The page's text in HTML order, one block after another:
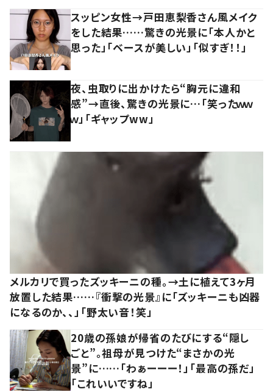
スッピン女性→戸田恵梨香さん風メイク
をした結果……驚きの光景に「本人かと
思った」「ベースが美しい」「似すぎ！！」
夜、虫取りに出かけたら“胸元に違和
感”→直後、驚きの光景に…「笑ったｗｗ
ｗ」「ギャップww」
メルカリで買ったズッキーニの種。→土に植えて3ヶ月
放置した結果……『衝撃の光景』に「ズッキーニも凶器
になるのか、、」「野太い音！笑」
20歳の孫娘が帰省のたびにする“隠し
ごと”。祖母が見つけた“まさかの光
景”に……「わぁーーー！」「最高の孫だ」
「これいいですね」